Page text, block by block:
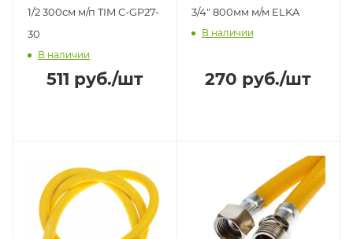
1/2 300см м/п TIM C-GP27-
30
В наличии
511 руб./шт
3/4" 800мм м/м ELKA
В наличии
270 руб./шт